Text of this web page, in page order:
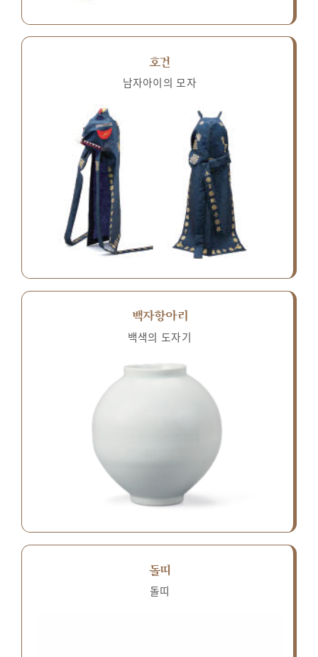
호건
남자아이의 모자
백자항아리
백색의 도자기
돌띠
돌띠